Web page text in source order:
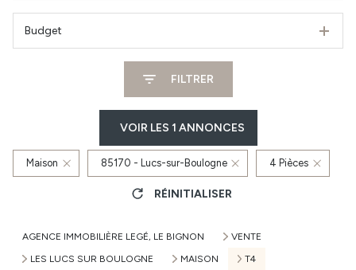
Budget
FILTRER
VOIR LES 1 ANNONCES
Maison 85170 - Lucs-sur-Boulogne 4 Pièces
RÉINITIALISER
AGENCE IMMOBILIÈRE LEGÉ, LE BIGNON
VENTE
LES LUCS SUR BOULOGNE
MAISON T4